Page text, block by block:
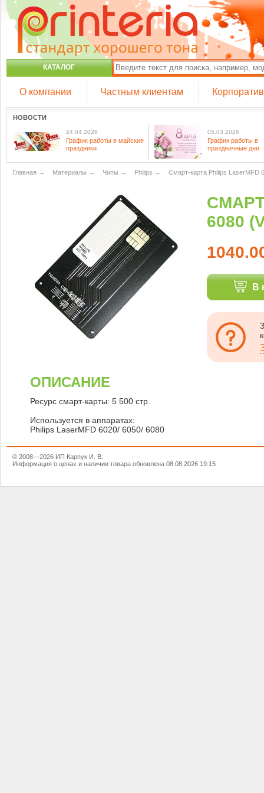
КАТАЛОГ
О компании Частным клиентам
НОВОСТИ
24.04.2026
График работы в майские
праздники
05.03.2026
График работы в
праздничные дни
Главная → Материалы → Чипы → Philips → Смарт-карта Philips LaserMFD
6080
В
ОПИСАНИЕ
Ресурс смарт-карты: 5 500 стр.
Используется в аппаратах:
Philips LaserMFD 6020/ 6050/ 6080
© 2008—2026 ИП Карпук И. В.
Информация о ценах и наличии товара обновлена 08.08.2026 19:15